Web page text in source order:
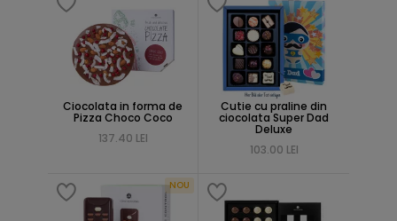
Ciocolata in forma de
Pizza Choco Coco
137.40 LEI
Cutie cu praline din
ciocolata Super Dad
Deluxe
103.00 LEI
NOU